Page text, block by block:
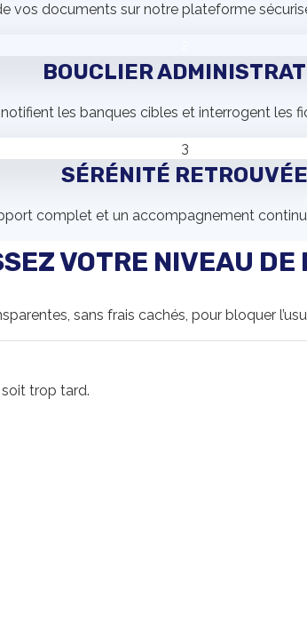
vos documents sur notre plateforme
BOUCLIER
les banques cibles et interrogent les
3
SÉRÉNITÉ RETROUVÉE
complet et un accompagnement
VOTRE NIVEAU DE
sans frais cachés, pour bloquer
soit trop tard.